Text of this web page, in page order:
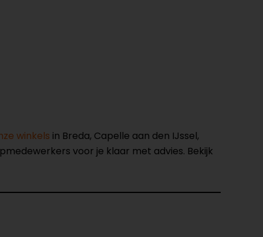
winkels in Breda, Capelle aan den IJssel,
voor je klaar met advies. Bekijk